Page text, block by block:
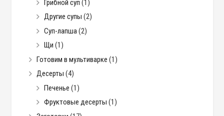
Грибной суп (1)
Другие супы (2)
Суп-лапша(2)
Щи (1)
Готовим в мультиварке (1)
Десерты (4)
Печенье (1)
Фруктовые десерты (1)